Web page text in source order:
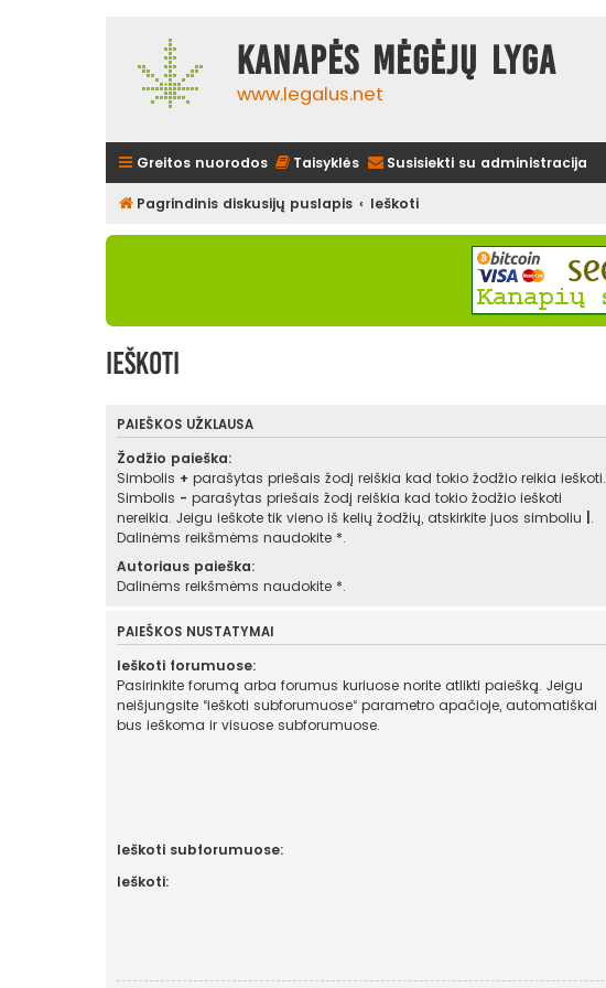
Kanapės mėgėjų lyga
www.legalus.net
Greitos nuorodos Taisyklės Susisiekti su administracija
Pagrindinis diskusijų puslapis Ieškoti
Ieškoti
PAIEŠKOS UŽKLAUSA
Žodžio paieška:
Simbolis + parašytas priešais žodį reiškia kad tokio žodžio reikia ieškoti.
Simbolis - parašytas priešais žodį reiškia kad tokio žodžio ieškoti
nereikia. Jeigu ieškote tik vieno iš kelių žodžių, atskirkite juos simboliu .
Dalinėms reikšmėms naudokite *.
Autoriaus paieška:
Dalinėms reikšmėms naudokite *.
PAIEŠKOS NUSTATYMAI
Ieškoti forumuose:
Pasirinkite forumą arba forumus kuriuose norite atlikti paiešką. Jeigu
neišjungsite “ieškoti subforumuose“ parametro apačioje, automatiškai
bus ieškoma ir visuose subforumuose.
Ieškoti subforumuose:
Ieškoti: